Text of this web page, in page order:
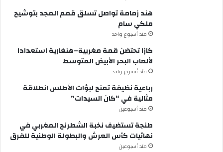
هند زمامة تواصل تسلق قمم المجد بتوشيح
ملكي سام
مند أسبوع واحد
كازا تحتضن قمة مغربية–هنغارية استعدادا
لألعاب البحر الأبيض المتوسط
مند أسبوع واحد
رباعية نظيفة تمنح لبؤات الأطلس انطلاقة
مثالية في “كان السيدات”
مند أسبوعين
طنجة تستضيف نخبة الشطرنج المغربي في
نهائيات كأس العرش والبطولة الوطنية للفرق
مند أسبوعين